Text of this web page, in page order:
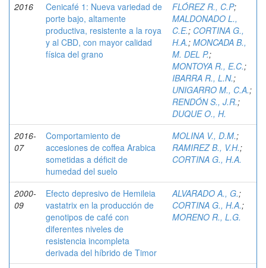
2016
Cenicafé 1: Nueva variedad de
porte bajo, altamente
productiva, resistente a la roya
y al CBD, con mayor calidad
física del grano
FLÓREZ R., C.P;
MALDONADO L.,
C.E.; CORTINA G.,
H.A.; MONCADA B.,
M. DEL P.;
MONTOYA R., E.C.;
IBARRA R., L.N.;
UNIGARRO M., C.A.;
RENDÓN S., J.R.;
DUQUE O., H.
2016-
07
Comportamiento de
accesiones de coffea Arabica
sometidas a déficit de
humedad del suelo
MOLINA V., D.M.;
RAMIREZ B., V.H.;
CORTINA G., H.A.
2000-
09
Efecto depresivo de Hemileia
vastatrix en la producción de
genotipos de café con
diferentes niveles de
resistencia incompleta
derivada del híbrido de Timor
ALVARADO A., G.;
CORTINA G., H.A.;
MORENO R., L.G.